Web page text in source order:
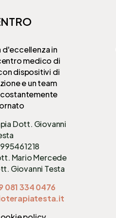
d'eccellenza in
medico di
dispositivi di
e un team
Dott. Giovanni
Mario Mercede
Giovanni Testa
081 334 0476